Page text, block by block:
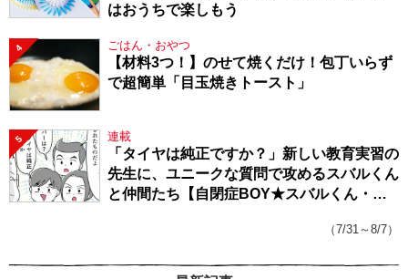
はおうちで楽しもう
4 ごはん・おやつ
【材料3つ！】のせて焼くだけ！包丁いらず
で超簡単「目玉焼きトースト」
5 連載
「タイヤは純正ですか？」新しい教育実習の
先生に、ユニークな質問で攻めるスバルくん
と仲間たち【自閉症BOY★スバルくん・
（7/31～8/7）